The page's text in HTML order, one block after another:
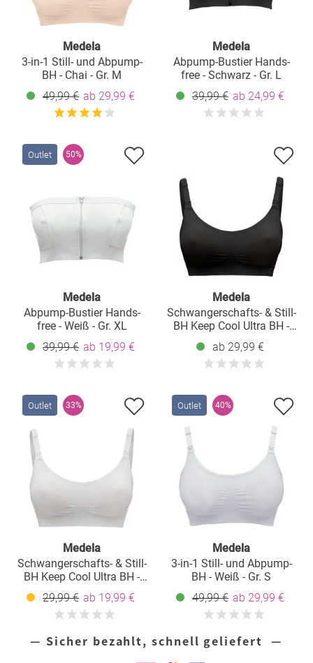
Medela
3-in-1 Still- und Abpump-
BH - Chai - Gr. M
49,99 € ab 29,99 €
Medela
Abpump-Bustier Hands-
free - Schwarz - Gr. L
39,99 € ab 24,99 €
Outlet 50%
Medela
Abpump-Bustier Hands-
free - Weiß - Gr. XL
39,99 € ab 19,99 €
Medela
Schwangerschafts- & Still-
BH Keep Cool Ultra BH -
Schwarz - Gr. S
ab 29,99 €
Outlet 33%
Medela
Schwangerschafts- & Still-
BH Keep Cool Ultra BH -
Weiß - Gr. L
29,99 € ab 19,99 €
Outlet 40%
Medela
3-in-1 Still- und Abpump-
BH - Weiß - Gr. S
49,99 € ab 29,99 €
— Sicher bezahlt, schnell geliefert —